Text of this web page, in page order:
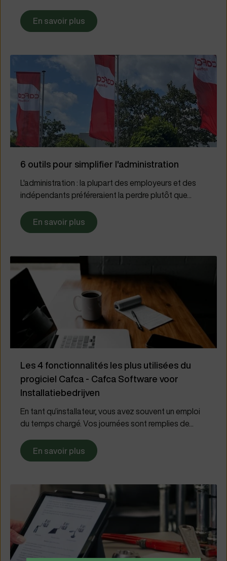
En savoir plus
6 outils pour simplifier l'administration
L'administration : la plupart des employeurs et des
indépendants préféreraient la perdre plutôt que...
En savoir plus
Les 4 fonctionnalités les plus utilisées du
progiciel Cafca - Cafca Software voor
Installatiebedrijven
En tant qu’installateur, vous avez souvent un emploi
du temps chargé. Vos journées sont remplies de...
En savoir plus